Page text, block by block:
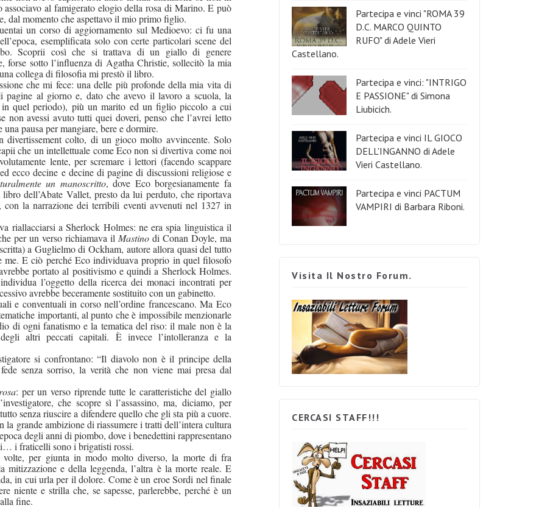
al famigerato elogio della rosa di Marino. E può
dal momento che aspettavo il mio primo figlio.
un corso di aggiornamento sul Medioevo: ci fu una
esemplificata solo con certe particolari scene del
Scoprii così che si trattava di un giallo di genere
forse sotto l’influenza di Agatha Christie, sollecitò la mia
collega di filosofia mi prestò il libro.
che mi fece: una delle più profonde della mia vita di
al giorno e, dato che avevo il lavoro a scuola, la
quel periodo), più un marito ed un figlio piccolo a cui
avessi avuto tutti quei doveri, penso che l’avrei letto
pausa per mangiare, bere e dormire.
colto, di un gioco molto avvincente. Solo
che un intellettuale come Eco non si divertiva come noi
lente, per scremare i lettori (facendo scappare
ecco decine e decine di pagine di discussioni religiose e
un manoscritto, dove Eco borgesianamente fa
dell’Abate Vallet, presto da lui perduto, che riportava
la narrazione dei terribili eventi avvenuti nel 1327 in
riallacciarsi a Sherlock Holmes: ne era spia linguistica il
per un verso richiamava il Mastino di Conan Doyle, ma
a Guglielmo di Ockham, autore allora quasi del tutto
me. E ciò perché Eco individuava proprio in quel filosofo
portato al positivismo e quindi a Sherlock Holmes.
l’oggetto della ricerca dei monaci incontrati per
avrebbe beceramente sostituito con un gabinetto.
e conventuali in corso nell’ordine francescano. Ma Eco
importanti, al punto che è impossibile menzionarle
di ogni fanatismo e la tematica del riso: il male non è la
altri peccati capitali. È invece l’intolleranza e la
si confrontano: “Il diavolo non è il principe della
senza sorriso, la verità che non viene mai presa dal
: per un verso riprende tutte le caratteristiche del giallo
che scopre sì l’assassino, ma, diciamo, per
senza riuscire a difendere quello che gli sta più a cuore.
grande ambizione di riassumere i tratti dell’intera cultura
degli anni di piombo, dove i benedettini rappresentano
i fraticelli sono i brigatisti rossi.
volte, per giunta in modo molto diverso, la morte di fra
e della leggenda, l’altra è la morte reale. E
in cui urla per il dolore. Come è un eroe Sordi nel finale
niente e strilla che, se sapesse, parlerebbe, perché è un
fine.
Partecipa e vinci "ROMA 39
D.C. MARCO QUINTO
RUFO" di Adele Vieri
Castellano.
Partecipa e vinci: "INTRIGO
E PASSIONE" di Simona
Liubicich.
Partecipa e vinci IL GIOCO
DELL'INGANNO di Adele
Vieri Castellano.
Partecipa e vinci PACTUM
VAMPIRI di Barbara Riboni.
Visita Il Nostro Forum.
CERCASI STAFF!!!